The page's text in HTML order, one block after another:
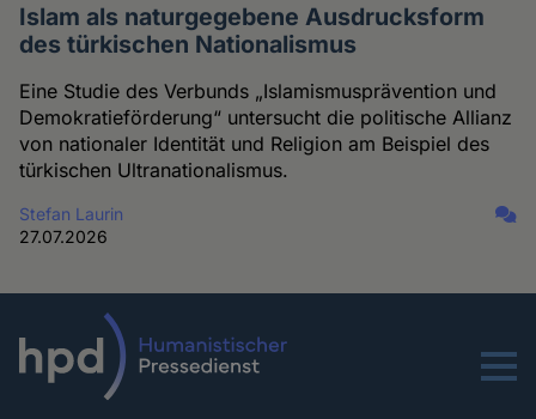
Islam als naturgegebene Ausdrucksform
des türkischen Nationalismus
Eine Studie des Verbunds „Islamismusprävention und
Demokratieförderung“ untersucht die politische Allianz
von nationaler Identität und Religion am Beispiel des
türkischen Ultranationalismus.
Stefan Laurin
27.07.2026
Menu